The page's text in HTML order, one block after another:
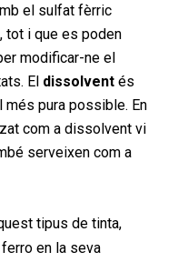
el sulfat fèrric
tot i que es poden
modificar-ne el
El dissolventés
més pura possible. En
com a dissolvent vi
serveixen com a
tipus de tinta,
en la seva